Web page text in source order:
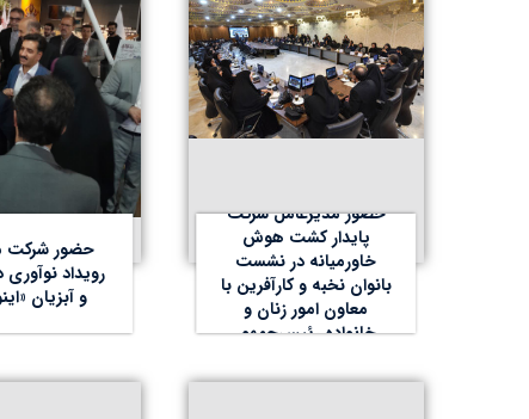
حضور مدیرعامل شرکت
پایدار کشت هوش
خاورمیانه در نشست
بانوان نخبه و کارآفرین با
معاون امور زنان و
خانواده رئیس‌جمهور
حضور شرکت
رویداد نوآوری
و آبزیان